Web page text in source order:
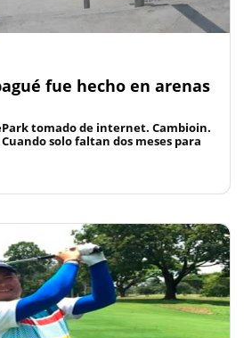
fue hecho en arenas
tomado de internet. Cambioin.
solo faltan dos meses para